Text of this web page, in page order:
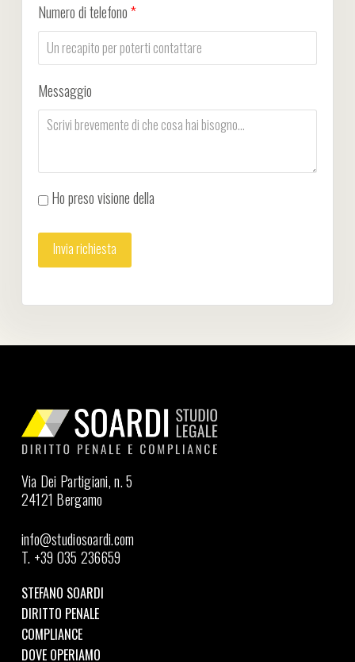
Numero di telefono*
Messaggio
Ho preso visione della
Via Dei Partigiani, n. 5
24121 Bergamo
info@studiosoardi.com
T. +39 035 236659
STEFANO SOARDI
DIRITTO PENALE
COMPLIANCE
DOVE OPERIAMO